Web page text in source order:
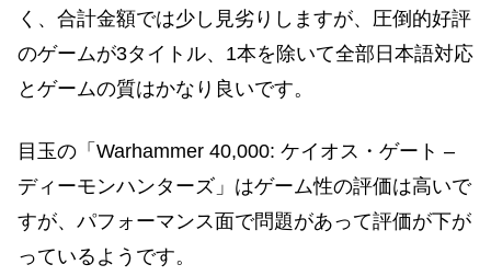
く、合計金額では少し見劣りしますが、圧倒的好評
のゲームが3タイトル、1本を除いて全部日本語対応
とゲームの質はかなり良いです。
目玉の「Warhammer 40,000: ケイオス・ゲート –
ディーモンハンターズ」はゲーム性の評価は高いで
すが、パフォーマンス面で問題があって評価が下が
っているようです。